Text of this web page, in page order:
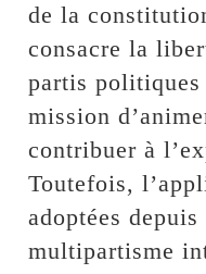
de la
consacre la
partis
mission
contribuer à
Toutefois,
adoptées
multipartisme